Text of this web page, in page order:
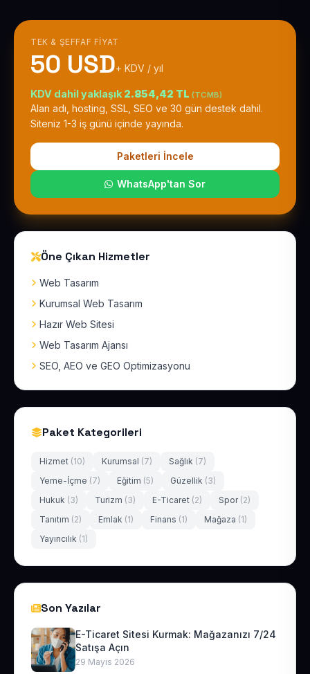
TEK & ŞEFFAF FIYAT
50 USD+ KDV / yıl
KDV dahil yaklaşık 2.854,42 TL (TCMB)
Alan adı, hosting, SSL, SEO ve 30 gün destek dahil.
Siteniz 1-3 iş günü içinde yayında.
Paketleri İncele
WhatsApp'tan Sor
Öne Çıkan Hizmetler
Web Tasarım
Kurumsal Web Tasarım
Hazır Web Sitesi
Web Tasarım Ajansı
SEO, AEO ve GEO Optimizasyonu
Paket Kategorileri
Hizmet (10) Kurumsal (7) Sağlık (7)
Yeme-İçme (7) Eğitim (5) Güzellik (3)
Hukuk (3) Turizm (3) E-Ticaret (2) Spor (2)
Tanıtım (2) Emlak (1) Finans (1) Mağaza (1)
Yayıncılık (1)
Son Yazılar
E-Ticaret Sitesi Kurmak: Mağazanızı 7/24
Satışa Açın
29 Mayıs 2026